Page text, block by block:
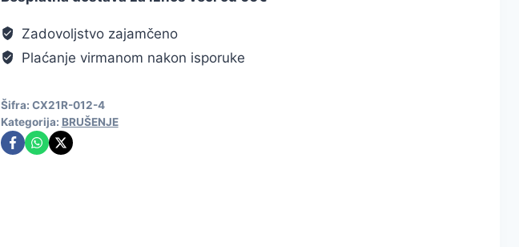
Zadovoljstvo zajamčeno
Plaćanje virmanom nakon isporuke
Šifra: CX21R-012-4
Kategorija: BRUŠENJE